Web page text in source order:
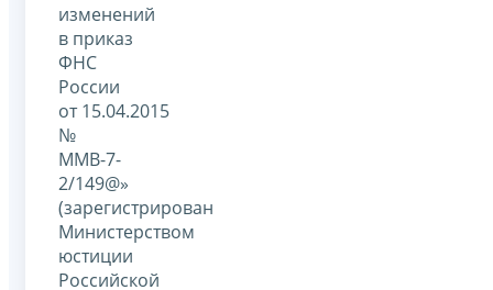
изменений
в приказ
ФНС
России
от 15.04.2015
№
ММВ-7-
2/149@»
(зарегистрирован
Министерством
юстиции
Российской